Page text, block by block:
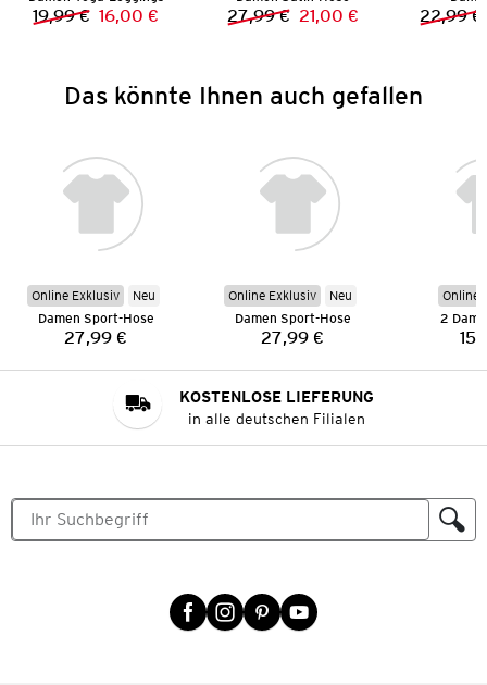
Vorheriger Preis:
19,99 € Neuer Preis:
16,00 € Vorheriger Preis:
27,99 € Neuer Preis:
21,00 € 22,99 €
Das könnte Ihnen auch gefallen
Online Exklusiv
Neu
Damen Sport-Hose
Preis:
27,99 €
Online Exklusiv
Neu
Damen Sport-Hose
Preis:
27,99 €
Online
2
KOSTENLOSE LIEFERUNG
in alle deutschen Filialen